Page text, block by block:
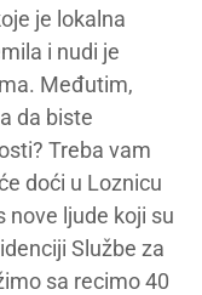
je lokalna
i nudi je
Međutim,
da biste
Treba vam
doći u Loznicu
nove ljude koji su
Službe za
sa recimo 40